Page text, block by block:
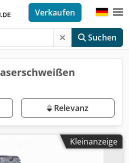
Suchen
Verkaufen
Relevanz
Kleinanzeige